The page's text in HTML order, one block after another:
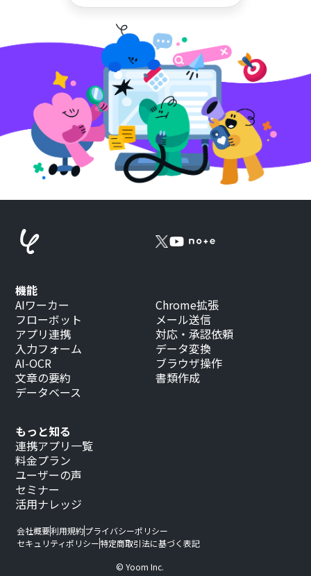
もっと知る
連携アプリ一覧
料金プラン
ユーザーの声
セミナー
活用ナレッジ
機能
AIワーカー
フローボット
アプリ連携
入力フォーム
AI-OCR
文章の要約
データベース
Chrome拡張
メール送信
対応・承認依頼
データ変換
ブラウザ操作
書類作成
会社概要利用規約プライバシーポリシー
セキュリティポリシー特定商取引法に基づく表記
© Yoom Inc.